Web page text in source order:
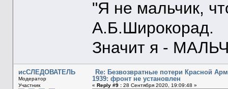
"Я не мальчик,
А.Б.Широкорад.
Значит я -
исСЛЕДОВАТЕЛЬ
Модератор
Участник
Re: Безвозвратные потери Красной
1939: фронт не установлен
« Reply #9 :28 Сентября 2020, 19:09:48 »